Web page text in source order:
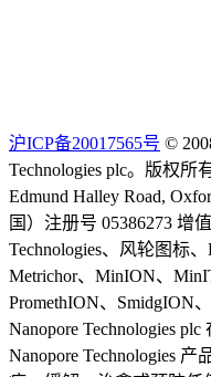
沪ICP备20017565号 ©
Technologies plc。版权所
Edmund Halley Road,
国）注册号 05386273 增
Technologies、风轮图标
Metrichor、MinION、
PromethION、SmidgION
Nanopore Technologies
Nanopore Technologies